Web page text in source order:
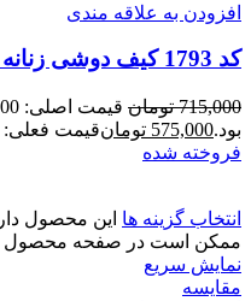
افزودن به علاقه مندی
کد 1793 کیف دوشی زنانه شنل
715,000 تومان
بود.575,000 تومانقیمت فعلی: 575,000 تومان.
فروخته شده
انتخاب گزینه ها این محصول
ممکن است در صفحه محصول
نمایش سریع
مقايسه